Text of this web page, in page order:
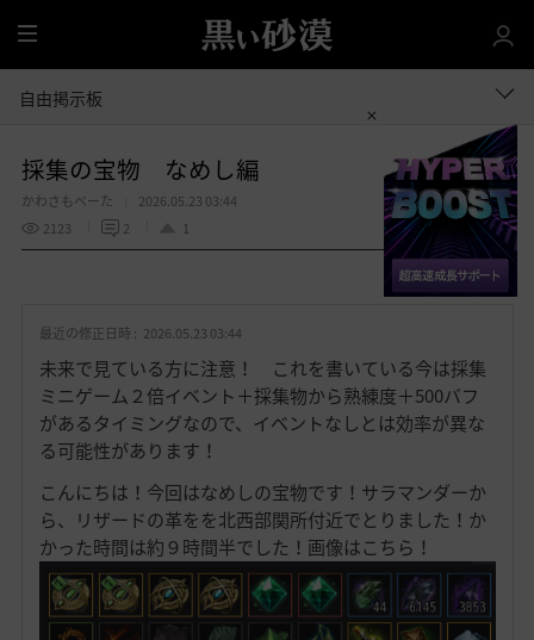
全
体
自由掲示板
採集の宝物 なめし編
かわさもべーた
2026.05.23 03:44
2123
2 1
お
入
り
共有する
最近の修正日時 : 2026.05.23 03:44
未来で見ている方に注意！ これを書いている今は採集
ミニゲーム２倍イベント＋採集物から熟練度＋500バフ
があるタイミングなので、イベントなしとは効率が異な
る可能性があります！
こんにちは！今回はなめしの宝物です！サラマンダーか
ら、リザードの革をを北西部関所付近でとりました！か
かった時間は約９時間半でした！画像はこちら！